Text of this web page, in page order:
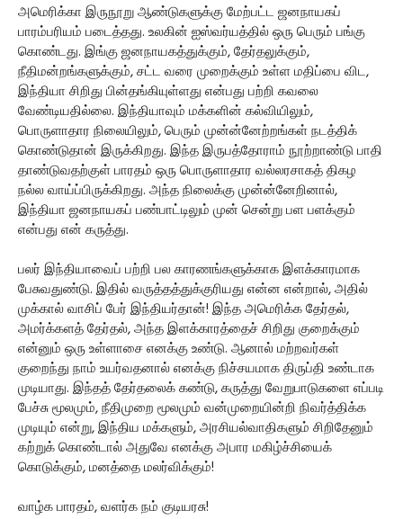
அமெரிக்கா இருநூறு ஆண்டுகளுக்கு மேற்பட்ட ஜனநாயகப்
பாரம்பரியம் படைத்தது. உலகின் ஐஸ்வர்யத்தில் ஒரு பெரும் பங்கு
கொண்டது. இங்கு ஜனநாயகத்துக்கும், தேர்தலுக்கும்,
நீதிமன்றங்களுக்கும், சட்ட வரை முறைக்கும் உள்ள மதிப்பை விட,
இந்தியா சிறிது பின்தங்கியுள்ளது என்பது பற்றி கவலை
வேண்டியதில்லை. இந்தியாவும் மக்களின் கல்வியிலும்,
பொருளாதார நிலையிலும், பெரும் முன்ன்னேற்றங்கள் நடத்திக்
கொண்டுதான் இருக்கிறது. இந்த இருபத்தோராம் நூற்றாண்டு பாதி
தாண்டுவதற்குள் பாரதம் ஒரு பொருளாதார வல்லரசாகத் திகழ
நல்ல வாய்ப்பிருக்கிறது. அந்த நிலைக்கு முன்ன்னேறினால்,
இந்தியா ஜனநாயகப் பண்பாட்டிலும் முன் சென்று பள பளக்கும்
என்பது என் கருத்து.
பலர் இந்தியாவைப் பற்றி பல காரணங்களுக்காக இளக்காரமாக
பேசுவதுண்டு. இதில் வருத்தத்துக்குரியது என்ன என்றால், அதில்
முக்கால் வாசிப் பேர் இந்தியர்தான்! இந்த அமெரிக்க தேர்தல்,
அமர்க்களத் தேர்தல், அந்த இளக்காரத்தைச் சிறிது குறைக்கும்
என்னும் ஒரு உள்ளாசை எனக்கு உண்டு. ஆனால் மற்றவர்கள்
குறைந்து நாம் உயர்வதனால் எனக்கு நிச்சயமாக திருப்தி உண்டாக
முடியாது. இந்தத் தேர்தலைக் கண்டு, கருத்து வேறுபாடுகளை எப்படி
பேச்சு மூலமும், நீதிமுறை மூலமும் வன்முறையின்றி நிவர்த்திக்க
முடியும் என்று, இந்திய மக்களும், அரசியல்வாதிகளும் சிறிதேனும்
கற்றுக் கொண்டால் அதுவே எனக்கு அபார மகிழ்ச்சியைக்
கொடுக்கும், மனத்தை மலர்விக்கும்!
வாழ்க பாரதம், வளர்க நம் குடியரசு!